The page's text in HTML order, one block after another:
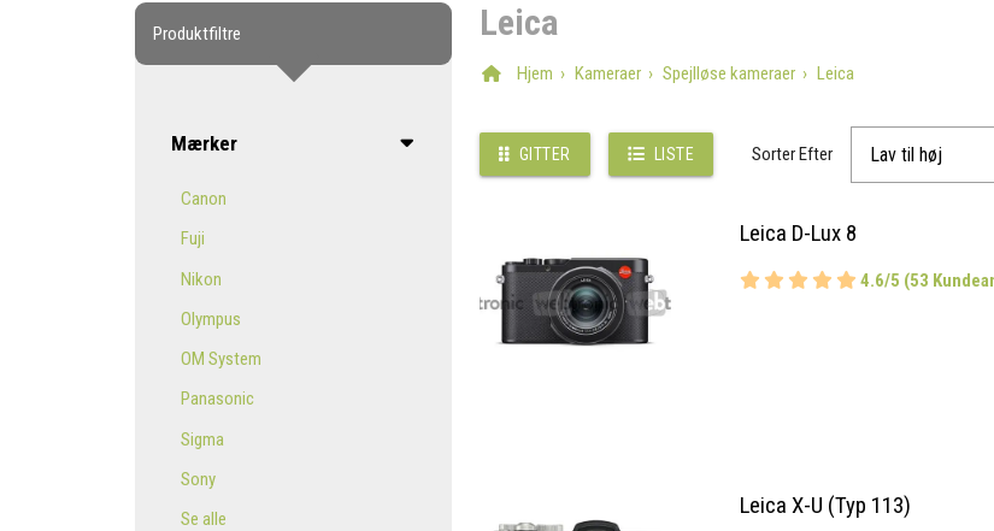
Produktfiltre
Mærker
Canon
Fuji
Nikon
Olympus
OM System
Panasonic
Sigma
Sony
Se alle
Leica
Hjem Kameraer Spejlløse kameraer Leica
GITTER LISTE Sorter Efter
Leica D-Lux 8
4.6/5 (53
Leica X-U (Typ 113)